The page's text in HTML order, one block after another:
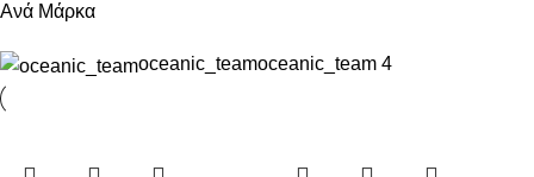
Ανά Μάρκα
oceanic_teamoceanic_team 4